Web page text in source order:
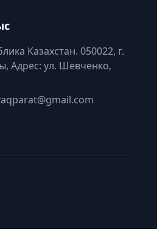
Казахстан. 050022, г.
Адрес: ул. Шевченко,